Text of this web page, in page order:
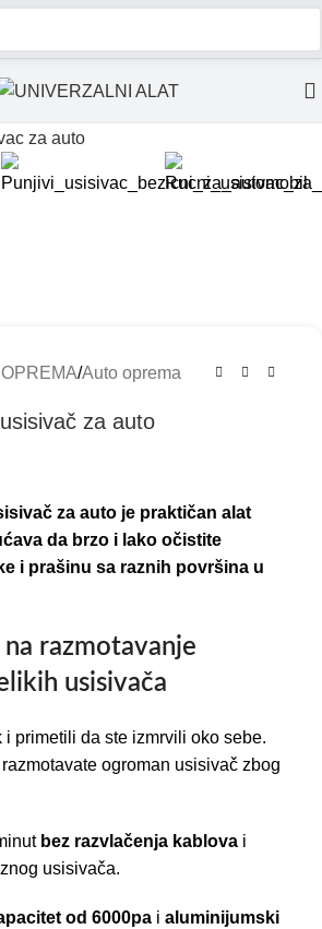
/Auto oprema
za auto
za auto je praktičan alat
da brzo i lako očistite
i prašinu sa raznih površina u
razmotavanje
usisivača
i primetili da ste izmrvili oko sebe.
ogroman usisivač zbog
bez razvlačenja kablova i
usisivača.
od 6000pa i aluminijumski